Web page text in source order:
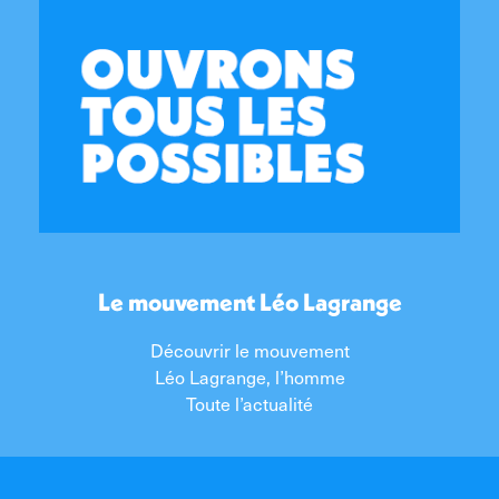
Le mouvement Léo Lagrange
Découvrir le mouvement
Léo Lagrange, l’homme
Toute l’actualité